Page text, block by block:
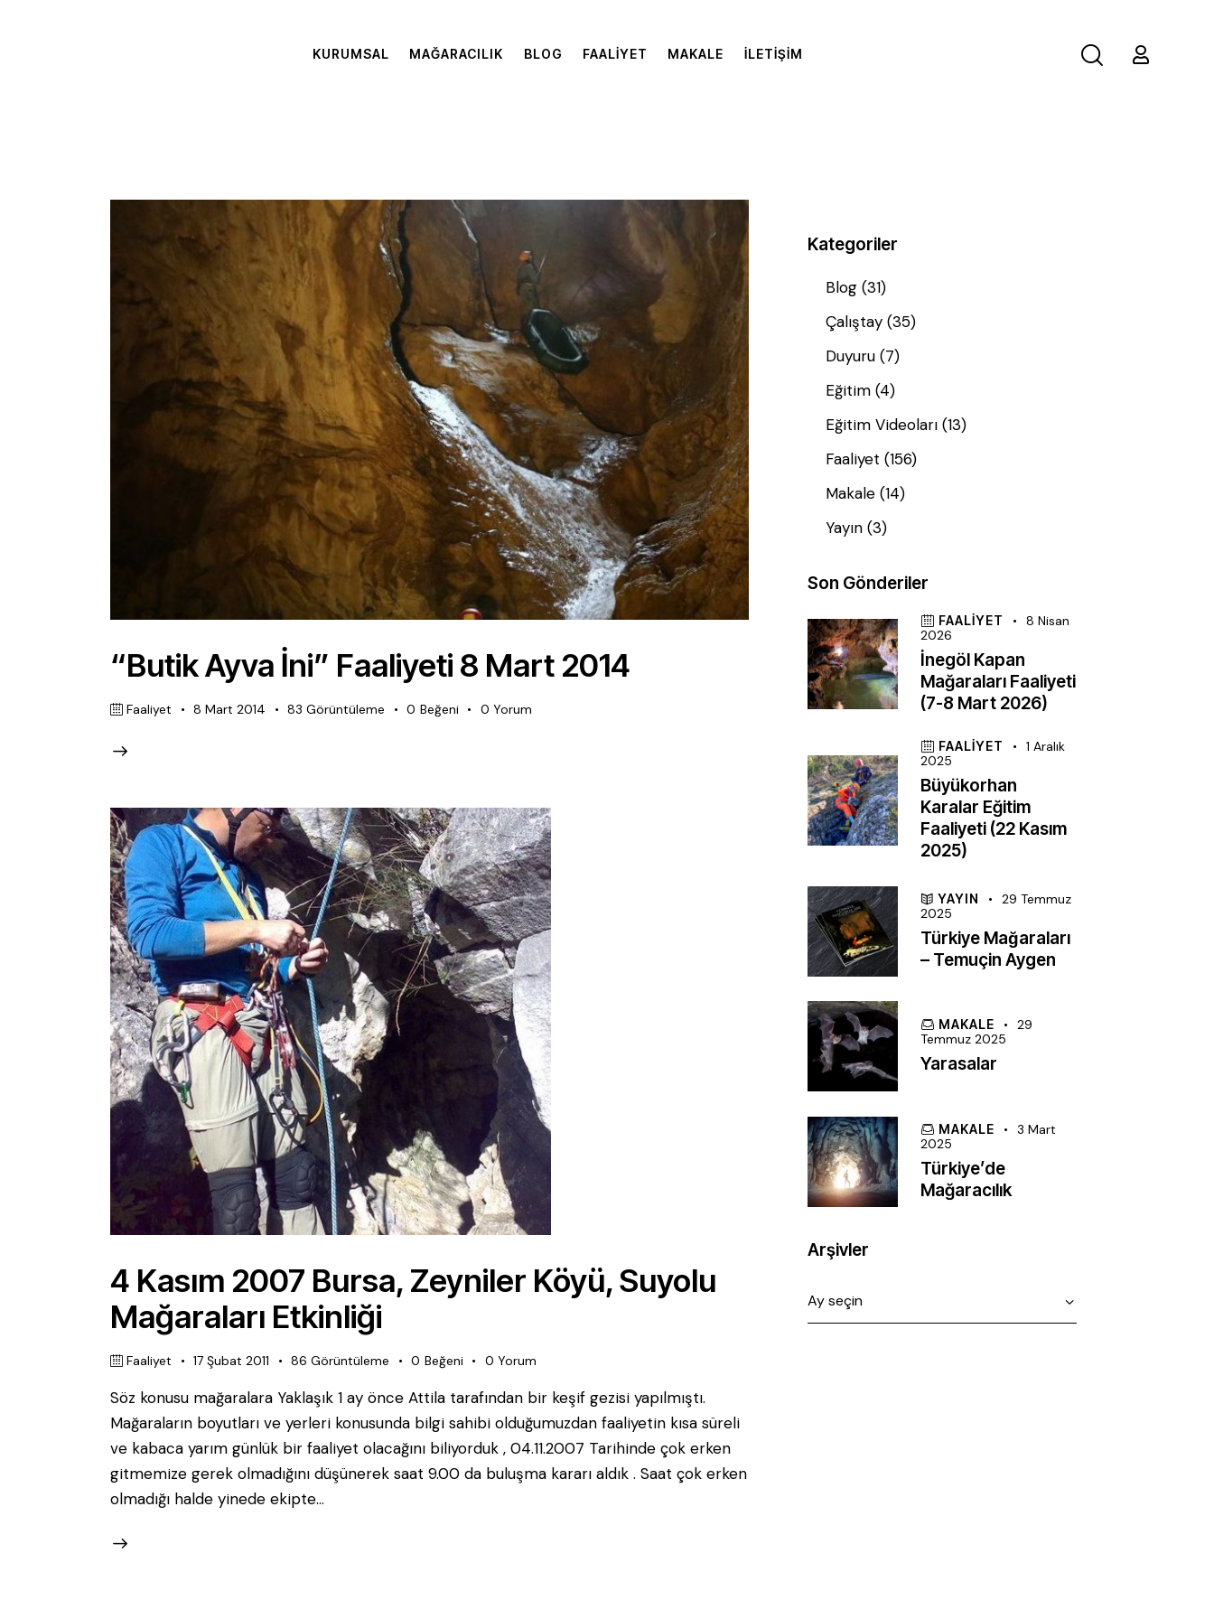
KURUMSAL MAĞARACILIK BLOG FAALIYET MAKALE İLETIŞIM
“Butik Ayva İni” Faaliyeti 8 Mart 2014
Faaliyet 8 Mart 2014 83 Görüntüleme 0 Beğeni 0 Yorum
4 Kasım 2007 Bursa, Zeyniler Köyü, Suyolu
Mağaraları Etkinliği
Faaliyet 17 Şubat 2011 86 Görüntüleme 0 Beğeni 0 Yorum
Söz konusu mağaralara Yaklaşık 1 ay önce Attila tarafından bir keşif gezisi yapılmıştı.
Mağaraların boyutları ve yerleri konusunda bilgi sahibi olduğumuzdan faaliyetin kısa süreli
ve kabaca yarım günlük bir faaliyet olacağını biliyorduk , 04.11.2007 Tarihinde çok erken
gitmemize gerek olmadığını düşünerek saat 9.00 da buluşma kararı aldık . Saat çok erken
olmadığı halde yinede ekipte…
Kategoriler
Blog (31)
Çalıştay (35)
Duyuru (7)
Eğitim (4)
Eğitim Videoları (13)
Faaliyet (156)
Makale (14)
Yayın (3)
Son Gönderiler
FAALIYET
8 Nisan
2026
İnegöl Kapan
Mağaraları Faaliyeti
(7-8 Mart 2026)
FAALIYET
1 Aralık
2025
Büyükorhan
Karalar Eğitim
Faaliyeti (22 Kasım
2025)
YAYIN
29 Temmuz
2025
Türkiye Mağaraları
– Temuçin Aygen
MAKALE
29
Temmuz 2025
Yarasalar
MAKALE
3 Mart
2025
Türkiye’de
Mağaracılık
Arşivler